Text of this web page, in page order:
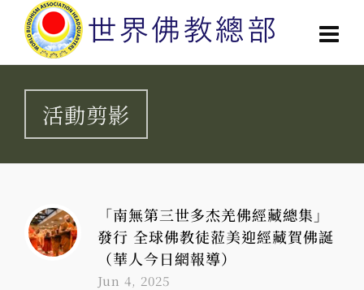
活動剪影
「南無第三世多杰羌佛經藏總集」
發行 全球佛教徒蒞美迎經藏賀佛誕
（華人今日網報導）
Jun 4, 2025